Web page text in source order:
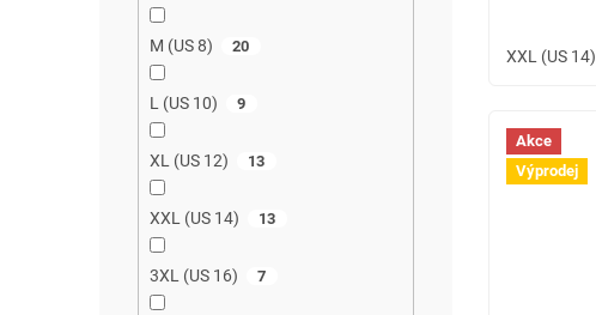
M (US 8) 20
L (US 10) 9
XL (US 12) 13
XXL (US 14) 13
3XL (US 16) 7
XXL (US 14)
Akce
Výprodej